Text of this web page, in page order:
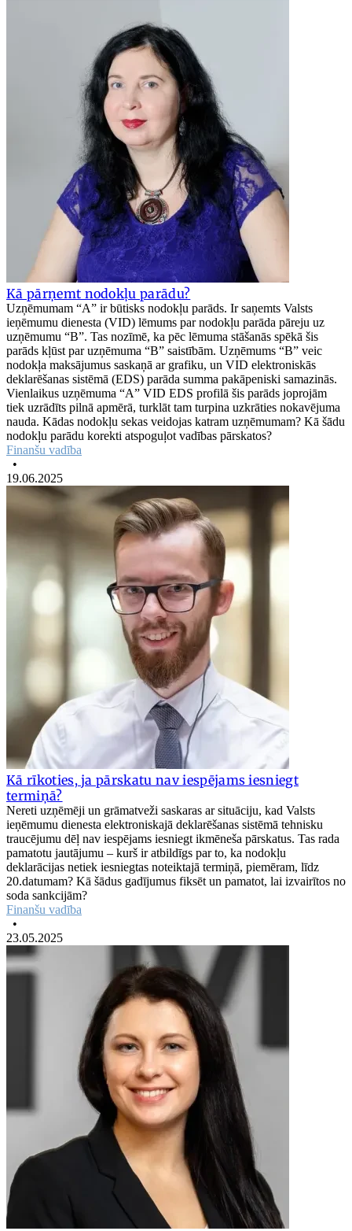
Kā pārņemt nodokļu parādu?
Uzņēmumam “A” ir būtisks nodokļu parāds. Ir saņemts Valsts
ieņēmumu dienesta (VID) lēmums par nodokļu parāda pāreju uz
uzņēmumu “B”. Tas nozīmē, ka pēc lēmuma stāšanās spēkā šis
parāds kļūst par uzņēmuma “B” saistībām. Uzņēmums “B” veic
nodokļa maksājumus saskaņā ar grafiku, un VID elektroniskās
deklarēšanas sistēmā (EDS) parāda summa pakāpeniski samazinās.
Vienlaikus uzņēmuma “A” VID EDS profilā šis parāds joprojām
tiek uzrādīts pilnā apmērā, turklāt tam turpina uzkrāties nokavējuma
nauda. Kādas nodokļu sekas veidojas katram uzņēmumam? Kā šādu
nodokļu parādu korekti atspoguļot vadības pārskatos?
Finanšu vadība
•
19.06.2025
Kā rīkoties, ja pārskatu nav iespējams iesniegt
termiņā?
Nereti uzņēmēji un grāmatveži saskaras ar situāciju, kad Valsts
ieņēmumu dienesta elektroniskajā deklarēšanas sistēmā tehnisku
traucējumu dēļ nav iespējams iesniegt ikmēneša pārskatus. Tas rada
pamatotu jautājumu – kurš ir atbildīgs par to, ka nodokļu
deklarācijas netiek iesniegtas noteiktajā termiņā, piemēram, līdz
20.datumam? Kā šādus gadījumus fiksēt un pamatot, lai izvairītos no
soda sankcijām?
Finanšu vadība
•
23.05.2025